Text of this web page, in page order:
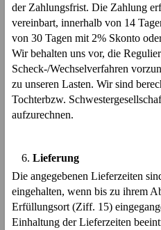
der Zahlungsfrist. Die Zahlung
vereinbart, innerhalb von 14
von 30 Tagen mit 2% Skonto
Wir behalten uns vor, die
Scheck-/Wechselverfahren
zu unseren Lasten. Wir sind
Tochterbzw.
aufzurechnen.
Lieferung
Die angegebenen Lieferzeiten
eingehalten, wenn bis zu ihrem
Erfüllungsort (Ziff. 15)
Einhaltung der Lieferzeiten